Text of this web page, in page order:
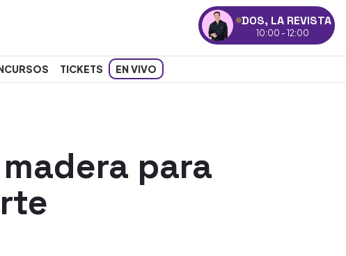
DOS, LA REVISTA
10:00 - 12:00
TICKETS EN VIVO
para